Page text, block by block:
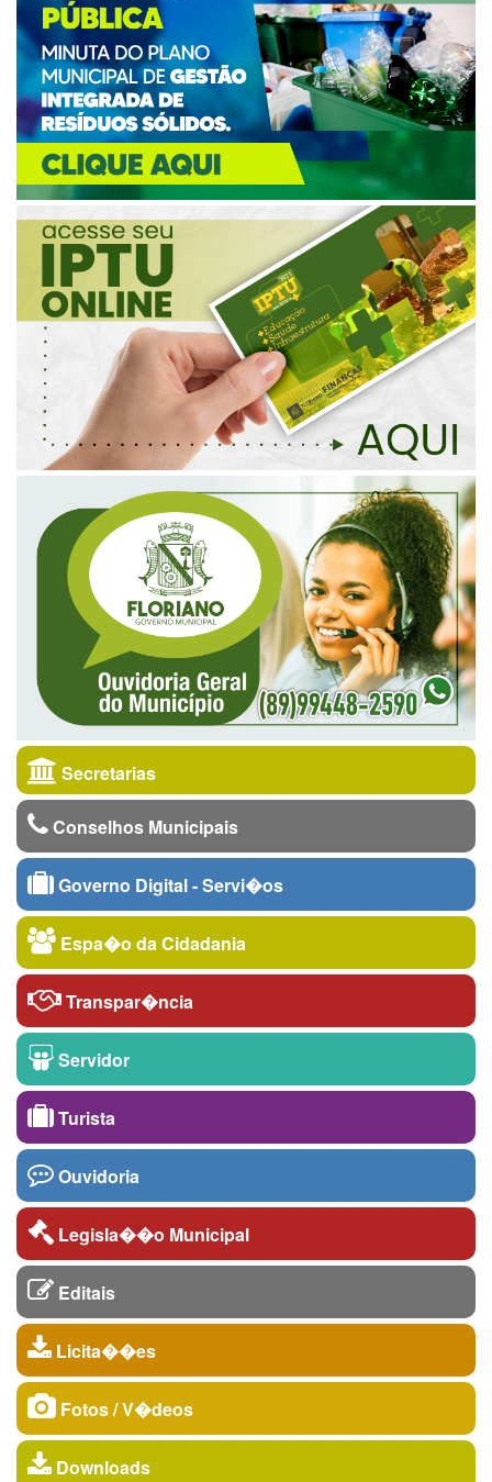
Secretarias
Conselhos Municipais
Governo Digital - Servi�os
Espa�o da Cidadania
Transpar�ncia
Servidor
Turista
Ouvidoria
Legisla��o Municipal
Editais
Licita��es
Fotos / V�deos
Downloads